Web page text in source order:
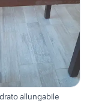
allungabile